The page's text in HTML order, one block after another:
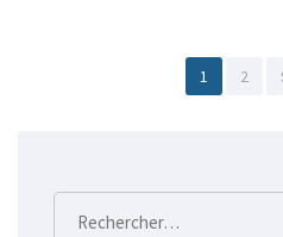
Page
1 Page
2
Rechercher :